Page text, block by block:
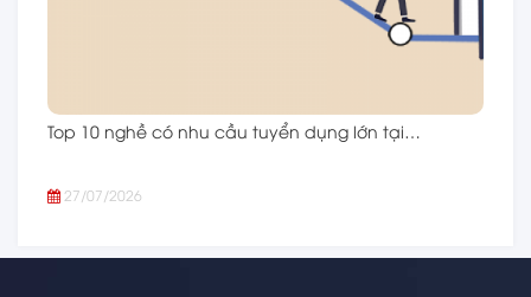
Top 10 nghề có nhu cầu tuyển dụng lớn tại…
27/07/2026